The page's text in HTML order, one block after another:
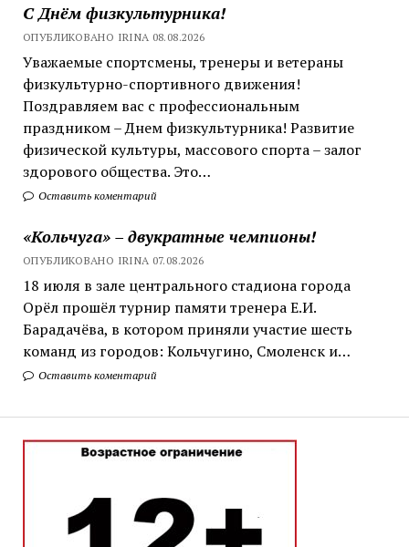
С Днём физкультурника!
ОПУБЛИКОВАНО IRINA 08.08.2026
Уважаемые спортсмены, тренеры и ветераны
физкультурно-спортивного движения!
Поздравляем вас с профессиональным
праздником – Днем физкультурника! Развитие
физической культуры, массового спорта – залог
здорового общества. Это…
Оставить коментарий
«Кольчуга» – двукратные чемпионы!
ОПУБЛИКОВАНО IRINA 07.08.2026
18 июля в зале центрального стадиона города
Орёл прошёл турнир памяти тренера Е.И.
Барадачёва, в котором приняли участие шесть
команд из городов: Кольчугино, Смоленск и…
Оставить коментарий